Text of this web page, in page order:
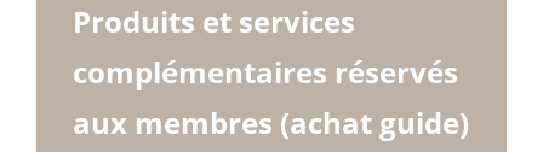
Produits et services
complémentaires réservés
aux membres (achat guide)